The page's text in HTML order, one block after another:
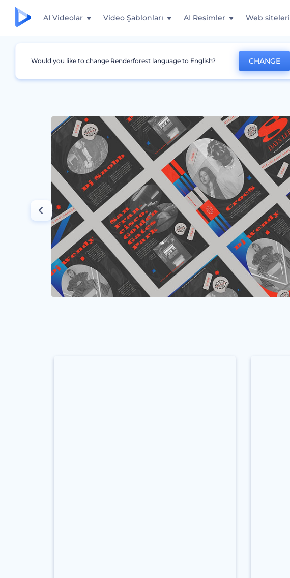
AI Videolar Video Şablonları AI Resimler Web siteleri
Grafikler Posterler Elektro Müzik Festivali Baskı Seti
Would you like to change Renderforest language to English? CHANGE